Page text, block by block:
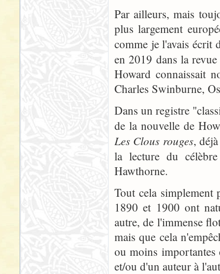
Par ailleurs, mais
plus largement
comme je l'avais écrit
en 2019 dans la
Howard connaissait
Charles Swinburne,
Dans un registre
de la nouvelle de
Les Clous rouges,
la lecture du
Hawthorne.
Tout cela simplement
1890 et 1900 ont
autre, de l'immense
mais que cela
ou moins importantes
et/ou d'un auteur à